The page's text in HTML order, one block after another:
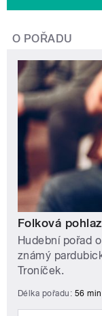
O POŘADU
Folková
Hudební pořad
známý
Troníček.
Délka pořadu: 56